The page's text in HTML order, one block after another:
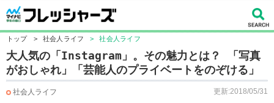
トップ > 社会人ライフ > 社会人ライフ
大人気の「Instagram」。その魅力とは？ 「写真
がおしゃれ」「芸能人のプライベートをのぞける」
社会人ライフ 更新:2018/05/31